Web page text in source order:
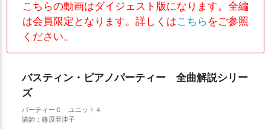
こちらの動画はダイジェスト版になります。全編
は会員限定となります。詳しくはこちら をご参照
ください。
バスティン・ピアノパーティー 全曲解説シリー
ズ
パーティーＣ ユニット４
講師：藤原亜津子